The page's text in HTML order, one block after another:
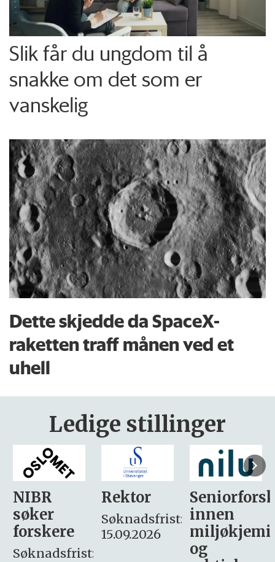
Slik får du ungdom til å
snakke om det som er
vanskelig
Dette skjedde da SpaceX-
raketten traff månen ved et
uhell
Ledige stillinger
Rektor
Søknadsfrist:
15.09.2026
Seniorforsker
innen
miljøkjemi
søker
– fast